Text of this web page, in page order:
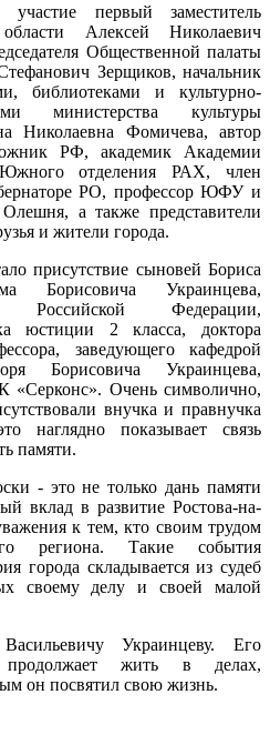
первый заместитель
Алексей Николаевич
Общественной палаты
Зерщиков, начальник
библиотеками и культурно-
министерства культуры
Николаевна Фомичева, автор
РФ, академик Академии
Южного отделения РАХ, член
РО, профессор ЮФУ и
а также представители
и жители города.
присутствие сыновей Бориса
Борисовича Украинцева,
Российской Федерации,
юстиции 2 класса, доктора
заведующего кафедрой
Украинцева,
«Серконс». Очень символично,
внучка и правнучка
наглядно показывает связь
памяти.
- это не только дань памяти
вклад в развитие Ростова-на-
к тем, кто своим трудом
региона. Такие события
города складывается из судеб
своему делу и своей малой
Украинцеву. Его
продолжает жить в делах,
он посвятил свою жизнь.